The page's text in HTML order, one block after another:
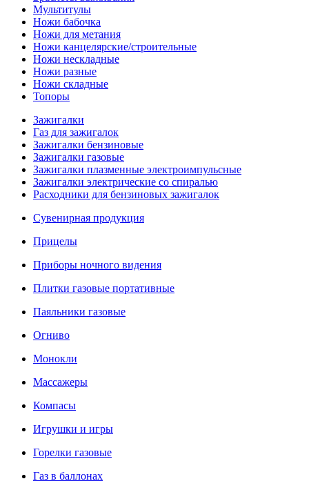
Мультитулы
Ножи бабочка
Ножи для метания
Ножи канцелярские/строительные
Ножи нескладные
Ножи разные
Ножи складные
Топоры
Зажигалки
Газ для зажигалок
Зажигалки бензиновые
Зажигалки газовые
Зажигалки плазменные электроимпульсные
Зажигалки электрические со спиралью
Расходники для бензиновых зажигалок
Сувенирная продукция
Прицелы
Приборы ночного видения
Плитки газовые портативные
Паяльники газовые
Огниво
Монокли
Массажеры
Компасы
Игрушки и игры
Горелки газовые
Газ в баллонах